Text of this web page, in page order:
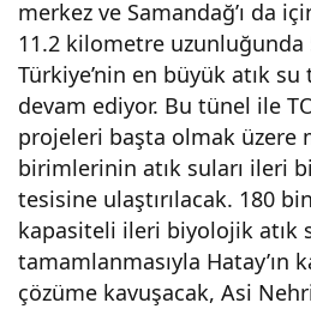
merkez ve Samandağ’ı da
11.2 kilometre uzunluğunda
Türkiye’nin en büyük atık
devam ediyor. Bu tünel ile
projeleri başta olmak üzere
birimlerinin atık suları ileri
tesisine ulaştırılacak. 180
kapasiteli ileri biyolojik atık
tamamlanmasıyla Hatay’ın
çözüme kavuşacak, Asi